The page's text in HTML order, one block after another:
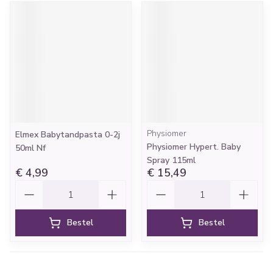
Elmex Babytandpasta 0-2j
50ml Nf
€ 4,99
Bestel
Physiomer
Physiomer Hypert. Baby
Spray 115ml
€ 15,49
Bestel